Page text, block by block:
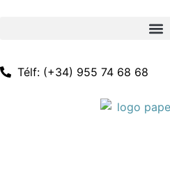
Télf: (+34) 955 74 68 68